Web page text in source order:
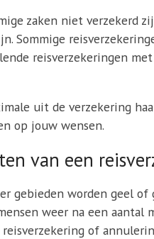
zaken niet verzekerd
reisverzekeringen
uit de verzekering
op jouw wensen.
van een
gebieden worden geel
weer na een aantal
of